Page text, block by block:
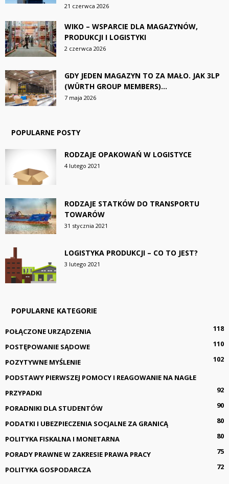
21 czerwca 2026
WIKO – WSPARCIE DLA MAGAZYNÓW,
PRODUKCJI I LOGISTYKI
2 czerwca 2026
GDY JEDEN MAGAZYN TO ZA MAŁO. JAK 3LP
(WÜRTH GROUP MEMBERS)...
7 maja 2026
POPULARNE POSTY
RODZAJE OPAKOWAŃ W LOGISTYCE
4 lutego 2021
RODZAJE STATKÓW DO TRANSPORTU
TOWARÓW
31 stycznia 2021
LOGISTYKA PRODUKCJI – CO TO JEST?
3 lutego 2021
POPULARNE KATEGORIE
POŁĄCZONE URZĄDZENIA
118
POSTĘPOWANIE SĄDOWE
110
POZYTYWNE MYŚLENIE
102
PODSTAWY PIERWSZEJ POMOCY I REAGOWANIE NA NAGŁE
PRZYPADKI
92
PORADNIKI DLA STUDENTÓW
90
PODATKI I UBEZPIECZENIA SOCJALNE ZA GRANICĄ
80
POLITYKA FISKALNA I MONETARNA
80
PORADY PRAWNE W ZAKRESIE PRAWA PRACY
75
POLITYKA GOSPODARCZA
72